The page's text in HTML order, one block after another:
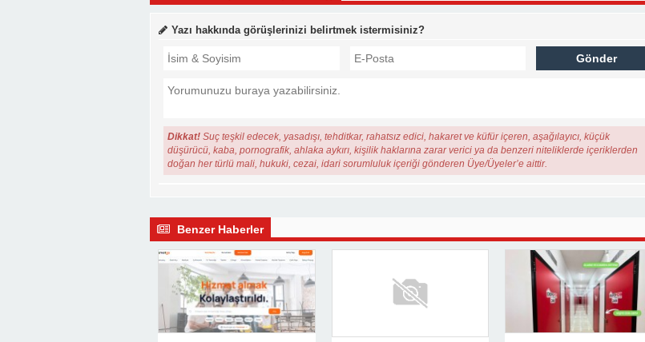
Yazı hakkında görüşlerinizi belirtmek istermisiniz?
Dikkat! Suç teşkil edecek, yasadışı, tehditkar, rahatsız edici, hakaret ve küfür içeren, aşağılayıcı, küçük
düşürücü, kaba, pornografik, ahlaka aykırı, kişilik haklarına zarar verici ya da benzeri niteliklerde içeriklerden
doğan her türlü mali, hukuki, cezai, idari sorumluluk içeriği gönderen Üye/Üyeler’e aittir.
Benzer Haberler